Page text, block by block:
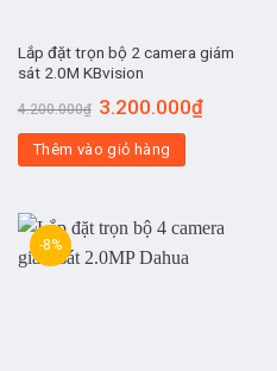
Lắp đặt trọn bộ 2 camera giám
sát 2.0M KBvision
4.200.000₫ 3.200.000₫
Thêm vào giỏ hàng
-8%